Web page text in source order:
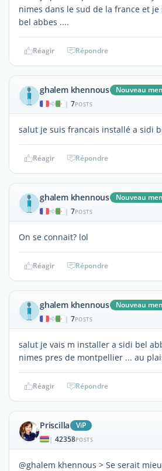
nimes dans le sud de la france et
bel abbes ....
Réagir Répondre
ghalem khennous Nouveau
| 7POSTS
salut je suis francais installé a sidi
Réagir Répondre
ghalem khennous Nouveau
| 7POSTS
On se connait? lol
Réagir Répondre
ghalem khennous Nouveau
| 7POSTS
salut je vais m installer a sidi bel
nimes pres de montpellier ... au
Réagir Répondre
Priscilla ViP
| 42358POSTS
@ghalem khennous > Se serait